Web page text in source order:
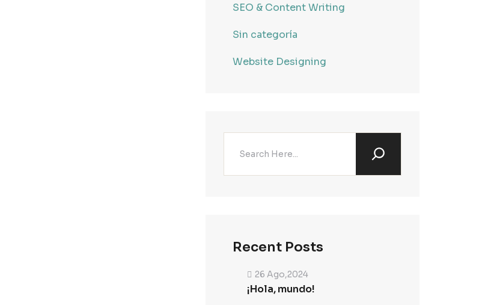
SEO & Content Writing
Sin categoría
Website Designing
Recent Posts
26 Ago,2024
¡Hola, mundo!